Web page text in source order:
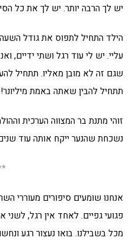
יש לך הרבה יותר. יש לך את כל
הילד התחיל לתפוס את גודל
עליי. יש לי עוד רגל ושתי ידיים,
שגם זה לא מובן מאליו. תתחיל
תתחיל להבין שאתה באמת
זוהי מתנת בר המצווה הערכית
נשכחת שהנער ייקח אותה עוד
אנחנו שומעים סיפורים מעוררי
פגועי גפיים. לאחד אין רגל, לשני
מכל בשבילנו. בואו נעצור רגע